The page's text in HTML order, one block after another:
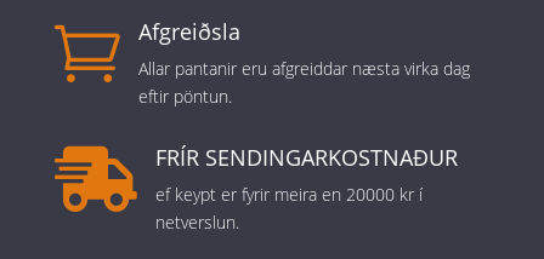
 Afgreiðsla
Allar pantanir eru afgreiddar næsta virka dag
eftir pöntun.
 FRÍR SENDINGARKOSTNAÐUR
ef keypt er fyrir meira en 20000 kr í
netverslun.